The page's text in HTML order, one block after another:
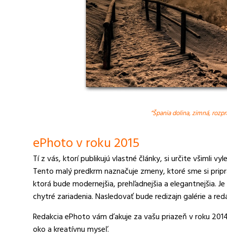
“Špania dolina, zimná,
ePhoto v roku 2015
Tí z vás, ktorí publikujú vlastné články, si určite všimli
Tento malý predkrm naznačuje zmeny, ktoré sme si
ktorá bude modernejšia, prehľadnejšia a elegantnejšia.
chytré zariadenia. Nasledovať bude redizajn galérie a
Redakcia ePhoto vám ďakuje za vašu priazeň v roku
oko a kreatívnu myseľ.